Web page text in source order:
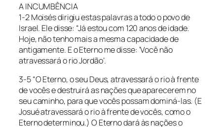
A INCUMBÊNCIA
1-2 Moisés dirigiu estas palavras a todo o povo de
Israel. Ele disse: “Já estou com 120 anos de idade.
Hoje, não tenho mais a mesma capacidade de
antigamente. E o Eterno me disse: ‘Você não
atravessará o rio Jordão’.
3-5 “O Eterno, o seu Deus, atravessará o rio à frente
de vocês e destruirá as nações que aparecerem no
seu caminho, para que vocês possam dominá-las. (E
Josué atravessará o rio à frente de vocês, como o
Eterno determinou.) O Eterno dará às nações o